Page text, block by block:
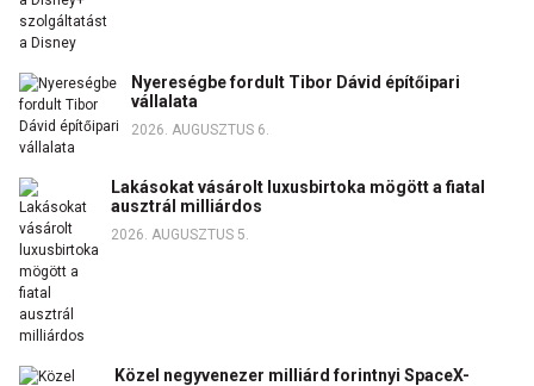
Nyereségbe fordult Tibor Dávid építőipari
vállalata
2026. AUGUSZTUS 6.
Lakásokat vásárolt luxusbirtoka mögött a fiatal
ausztrál milliárdos
2026. AUGUSZTUS 5.
Közel negyvenezer milliárd forintnyi SpaceX-